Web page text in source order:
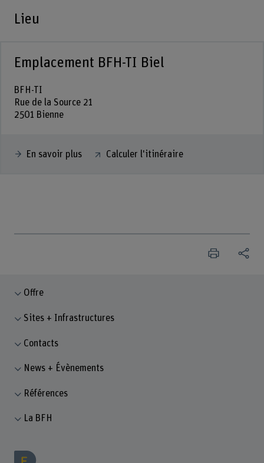
Lieu
Emplacement BFH-TI Biel
BFH-TI
Rue de la Source 21
2501 Bienne
En savoir plus Calculer l'itinéraire
Offre
Sites + Infrastructures
Contacts
News + Évènements
Références
La BFH